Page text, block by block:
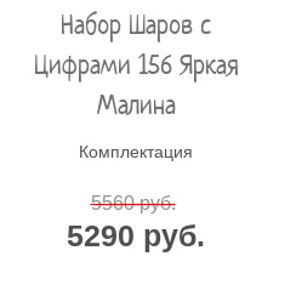
Набор Шаров с
Цифрами 156 Яркая
Малина
Комплектация
5560 руб.
5290 руб.